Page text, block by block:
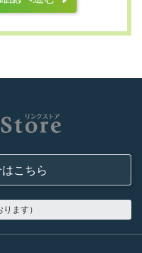
こと
ービスを利用で
こちら
ます）